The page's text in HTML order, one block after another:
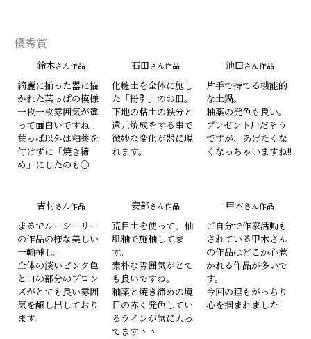
優秀賞
鈴木さん作品
綺麗に揃った器に描
かれた葉っぱの模様
一枚一枚雰囲気が違
って面白いですね！
葉っぱ以外は釉薬を
付けずに「焼き締
め」にしたのも〇
石田さん作品
化粧土を全体に施し
た「粉引」のお皿。
下地の粘土の鉄分と
還元焼成をする事で
微妙な変化が器に現
れます。
池田さん作品
片手で持てる機能的
な土鍋。
釉薬の発色も良い。
プレゼント用だそう
ですが、あげたくな
くなっちゃいますね!!
吉村さん作品
まるでルーシーリー
の作品の様な美しい
一輪挿し。
全体の淡いピンク色
と口の部分のブロン
ズがとても良い雰囲
気を醸し出しており
ます。
安部さん作品
荒目土を使って、柚
肌釉で施釉してま
す。
素朴な雰囲気がとて
も良いですね。
釉薬と焼き締めの境
目の赤く発色してい
るラインが気に入っ
てます＾＾
甲木さん作品
ご自分で作家活動も
されている甲木さん
の作品はどこか心惹
かれる作品が多いで
す。
今回の狸もがっちり
心を掴まれました！